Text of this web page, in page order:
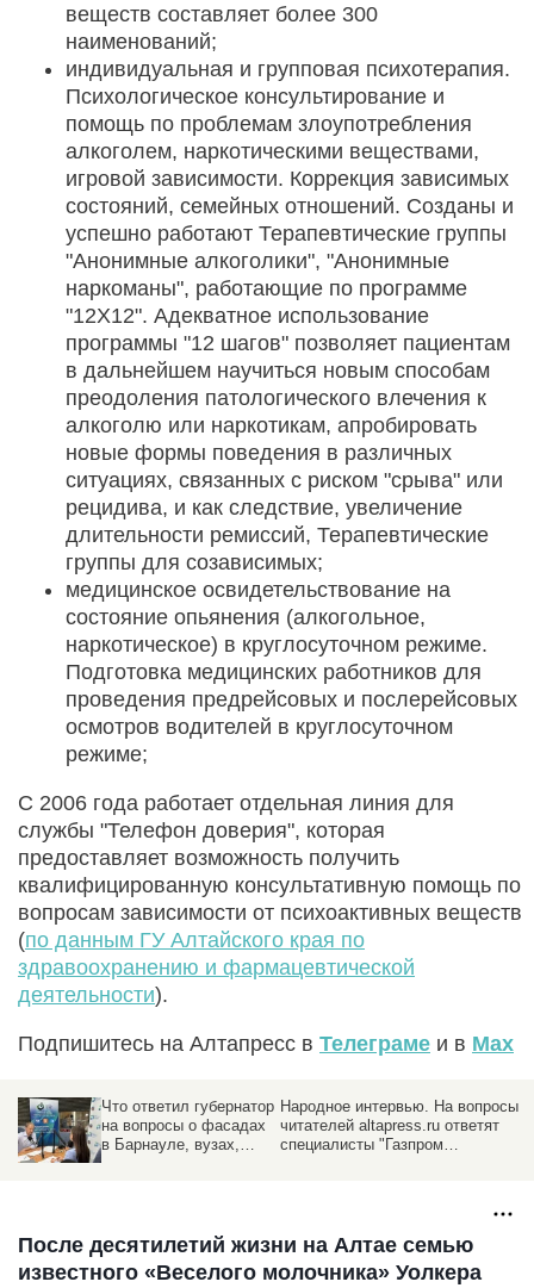
веществ составляет более 300
наименований;
индивидуальная и групповая психотерапия.
Психологическое консультирование и
помощь по проблемам злоупотребления
алкоголем, наркотическими веществами,
игровой зависимости. Коррекция зависимых
состояний, семейных отношений. Созданы и
успешно работают Терапевтические группы
"Анонимные алкоголики", "Анонимные
наркоманы", работающие по программе
"12Х12". Адекватное использование
программы "12 шагов" позволяет пациентам
в дальнейшем научиться новым способам
преодоления патологического влечения к
алкоголю или наркотикам, апробировать
новые формы поведения в различных
ситуациях, связанных с риском "срыва" или
рецидива, и как следствие, увеличение
длительности ремиссий, Терапевтические
группы для созависимых;
медицинское освидетельствование на
состояние опьянения (алкогольное,
наркотическое) в круглосуточном режиме.
Подготовка медицинских работников для
проведения предрейсовых и послерейсовых
осмотров водителей в круглосуточном
режиме;
С 2006 года работает отдельная линия для
службы "Телефон доверия", которая
предоставляет возможность получить
квалифицированную консультативную помощь по
вопросам зависимости от психоактивных веществ
(по данным ГУ Алтайского края по
здравоохранению и фармацевтической
деятельности).
Подпишитесь на Алтапресс в Телеграме и в Max
Что ответил губернатор
на вопросы о фасадах
в Барнауле, вузах,
Народное интервью. На вопросы
читателей altapress.ru ответят
специалисты "Газпром
После десятилетий жизни на Алтае семью
известного «Веселого молочника» Уолкера